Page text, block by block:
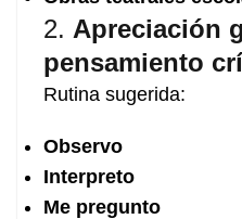
2. Apreciación
pensamiento
Rutina sugerida:
Observo
Interpreto
Me pregunto